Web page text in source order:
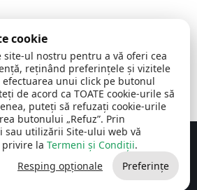
2026Toate drepturile rezervate
Big Media Relații Publice SRL
cookie
site-ul nostru pentru a vă oferi cea
reținând preferințele și vizitele
unui click pe butonul
de acord ca TOATE cookie-urile să
puteți să refuzați cookie-urile
butonului „Refuz”. Prin
sau utilizării Site-ului web vă
la Termeni și Condiții.
Resping opționale Preferințe